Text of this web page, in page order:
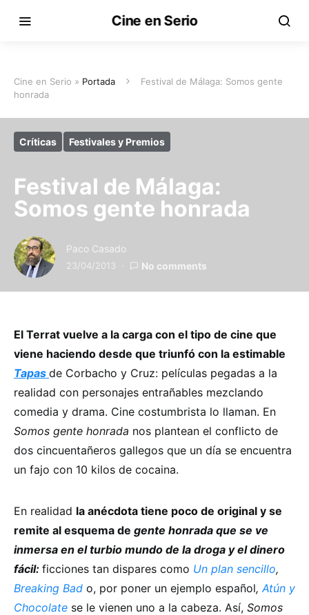
Cine en Serio
Cine en Serio » Portada
Festival de Málaga: Somos gente
honrada
Críticas Festivales y Premios
Festival de Málaga:
Somos gente honrada
Paco Casado
23/04/2013 No comments
El Terrat vuelve a la carga con el tipo de cine que
viene haciendo desde que triunfó con la estimable
Tapas de Corbacho y Cruz: películas pegadas a la
realidad con personajes entrañables mezclando
comedia y drama. Cine costumbrista lo llaman. En
Somos gente honrada nos plantean el conflicto de
dos cincuentañeros gallegos que un día se encuentra
un fajo con 10 kilos de cocaina.
En realidad la anécdota tiene poco de original y se
remite al esquema de gente honrada que se ve
inmersa en el turbio mundo de la droga y el dinero
fácil: ficciones tan dispares como Un plan sencillo,
Breaking Bad o, por poner un ejemplo español, Atún y
Chocolate se le vienen uno a la cabeza. Así, Somos